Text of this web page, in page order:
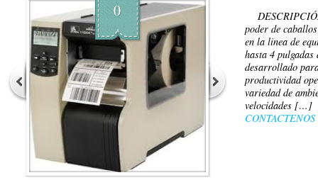
0
poder de
en la linea de
hasta 4 pulgadas
desarrollado
productividad
variedad de
velocidades […]
CONTACTENOS